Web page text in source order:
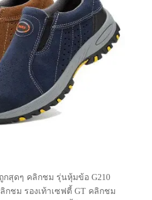
กสุดๆ คลิกชม รุ่นหุ้มข้อ G210
กชม รองเท้าเซฟตี้ GT คลิกชม